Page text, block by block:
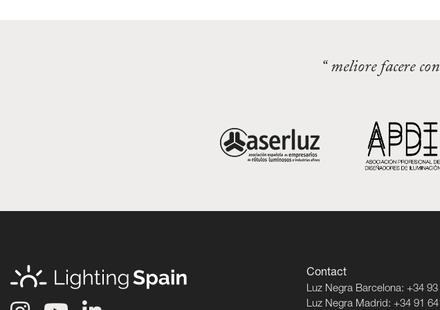
“ meliore facere
Contact
Luz Negra Barcelona: +34
Luz Negra Madrid: +34 91